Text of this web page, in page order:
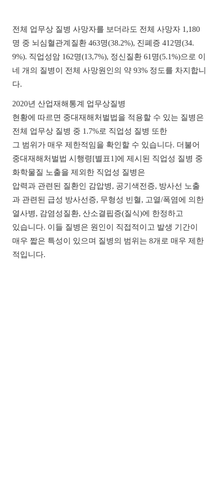
전체 업무상 질병 사망자를 보더라도 전체 사망자 1,180
명 중 뇌심혈관계질환 463명(38.2%), 진폐증 412명(34.
9%). 직업성암 162명(13,7%), 정신질환 61 명(5.1%)으로 이
네
개의 질병이 전체 사망원인의 약 93% 정도를 차지합니
다.
2020년 산업재해통계 업무상질병
현황에 따르면 중대재해처벌법을 적용할 수 있는 질병은
전체 업무상 질병 중 1.7%로 직업성 질병 또한
그 범위가 매우 제한적임을 확인할 수 있습니다. 더불어
중대재해처벌법 시행령[별표1]에 제시된 직업성 질병 중
화학물질 노출을 제외한 직업성 질병은
압력과 관련된 질환인 감압병, 공기색전증, 방사선 노출
과 관련된 급성 방사선증, 무형성 빈혈, 고열/폭염에 의한
열사병, 감염성질환, 산소결핍증(질식)에 한정하고
있습니다. 이들 질병은 원인이 직접적이고 발생 기간이
매우 짧은 특성이 있으며 질병의 범위는 8개로 매우 제한
적입니다.